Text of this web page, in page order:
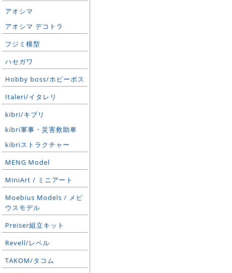
アオシマ
アオシマ デコトラ
フジミ模型
ハセガワ
Hobby boss/ホビーボス
Italeri/イタレリ
kibri/キブリ
kibri軍事・災害救助車
kibriストラクチャー
MENG Model
MiniArt / ミニアート
Moebius Models / メビ
ウスモデル
Preiser組立キット
Revell/レベル
TAKOM/タコム